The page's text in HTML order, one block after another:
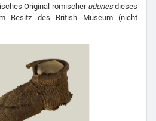
Original römischer udonesdieses
Besitz des British Museum (nicht